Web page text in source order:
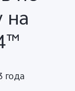
регион
года